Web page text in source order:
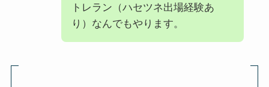
トレラン（ハセツネ出場経験あ
り）なんでもやります。